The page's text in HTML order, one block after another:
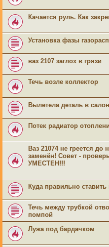
Качается руль. Как
Установка фазы
ваз 2107 заглох в грязи
Течь возле коллектор
Вылетела деталь в
Потек радиатор
Ваз 21074 не греется
заменён! Совет -
УМЕСТЕН!!!
Куда правильно
Течь между трубкой
помпой
Лужа под бардачком